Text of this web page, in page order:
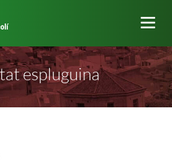
espluguina